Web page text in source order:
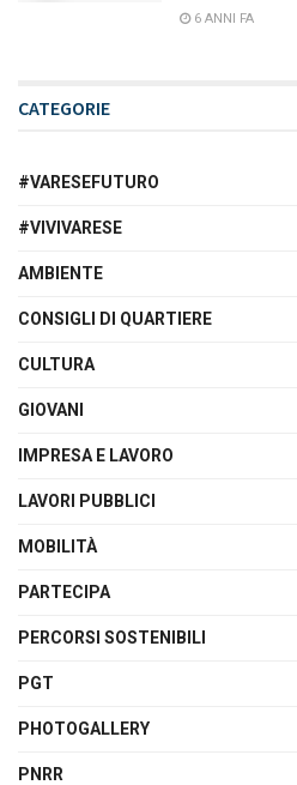
6 ANNI FA
CATEGORIE
#VARESEFUTURO
#VIVIVARESE
AMBIENTE
CONSIGLI DI QUARTIERE
CULTURA
GIOVANI
IMPRESA E LAVORO
LAVORI PUBBLICI
MOBILITÀ
PARTECIPA
PERCORSI SOSTENIBILI
PGT
PHOTOGALLERY
PNRR